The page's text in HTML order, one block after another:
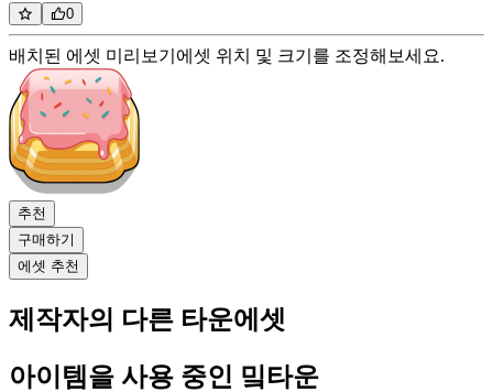
0
배치된 에셋 미리보기 에셋 위치 및 크기를 조정해보세요.
추천
구매하기
에셋 추천
제작자의 다른 타운에셋
아이템을 사용 중인 밐타운